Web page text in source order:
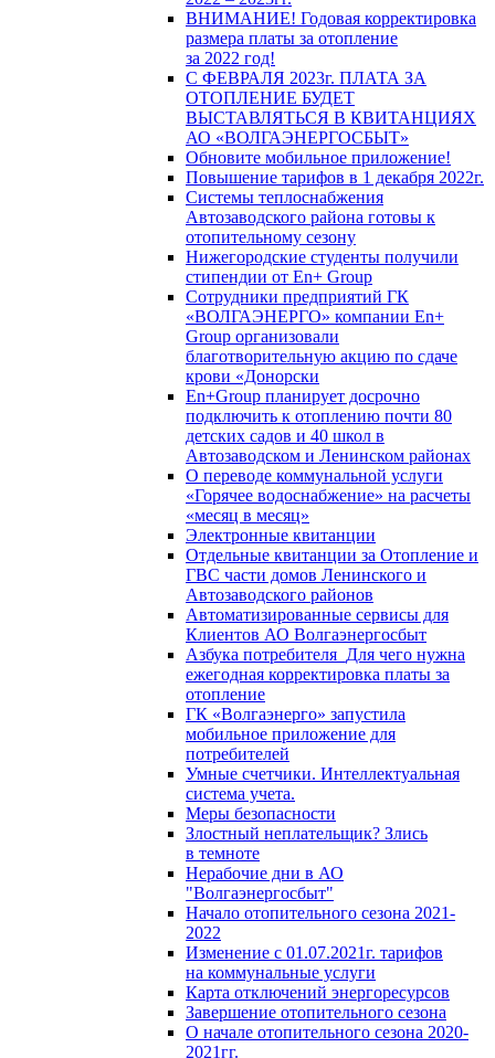
ВНИМАНИЕ! Годовая корректировка
размера платы за отопление
за 2022 год!
С ФЕВРАЛЯ 2023г. ПЛАТА ЗА
ОТОПЛЕНИЕ БУДЕТ
ВЫСТАВЛЯТЬСЯ В КВИТАНЦИЯХ
АО «ВОЛГАЭНЕРГОСБЫТ»
Обновите мобильное приложение!
Повышение тарифов в 1 декабря 2022г.
Системы теплоснабжения
Автозаводского района готовы к
отопительному сезону
Нижегородские студенты получили
стипендии от En+ Group
Сотрудники предприятий ГК
«ВОЛГАЭНЕРГО» компании En+
Group организовали
благотворительную акцию по сдаче
крови «Донорски
En+Group планирует досрочно
подключить к отоплению почти 80
детских садов и 40 школ в
Автозаводском и Ленинском районах
О переводе коммунальной услуги
«Горячее водоснабжение» на расчеты
«месяц в месяц»
Электронные квитанции
Отдельные квитанции за Отопление и
ГВС части домов Ленинского и
Автозаводского районов
Автоматизированные сервисы для
Клиентов АО Волгаэнергосбыт
Азбука потребителя_Для чего нужна
ежегодная корректировка платы за
отопление
ГК «Волгаэнерго» запустила
мобильное приложение для
потребителей
Умные счетчики. Интеллектуальная
система учета.
Меры безопасности
Злостный неплательщик? Злись
в темноте
Нерабочие дни в АО
"Волгаэнергосбыт"
Начало отопительного сезона 2021-
2022
Изменение с 01.07.2021г. тарифов
на коммунальные услуги
Карта отключений энергоресурсов
Завершение отопительного сезона
О начале отопительного сезона 2020-
2021гг.